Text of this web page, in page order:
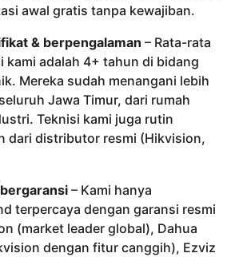
awal gratis tanpa kewajiban.
& berpengalaman – Rata-rata
kami adalah 4+ tahun di bidang
Mereka sudah menangani lebih
Jawa Timur, dari rumah
Teknisi kami juga rutin
dari distributor resmi (Hikvision,
– Kami hanya
terpercaya dengan garansi resmi
(market leader global), Dahua
dengan fitur canggih), Ezviz